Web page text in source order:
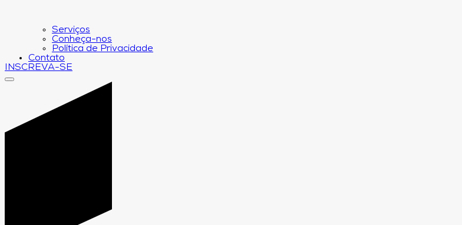
Serviços
Conheça-nos
Política de Privacidade
Contato
INSCREVA-SE